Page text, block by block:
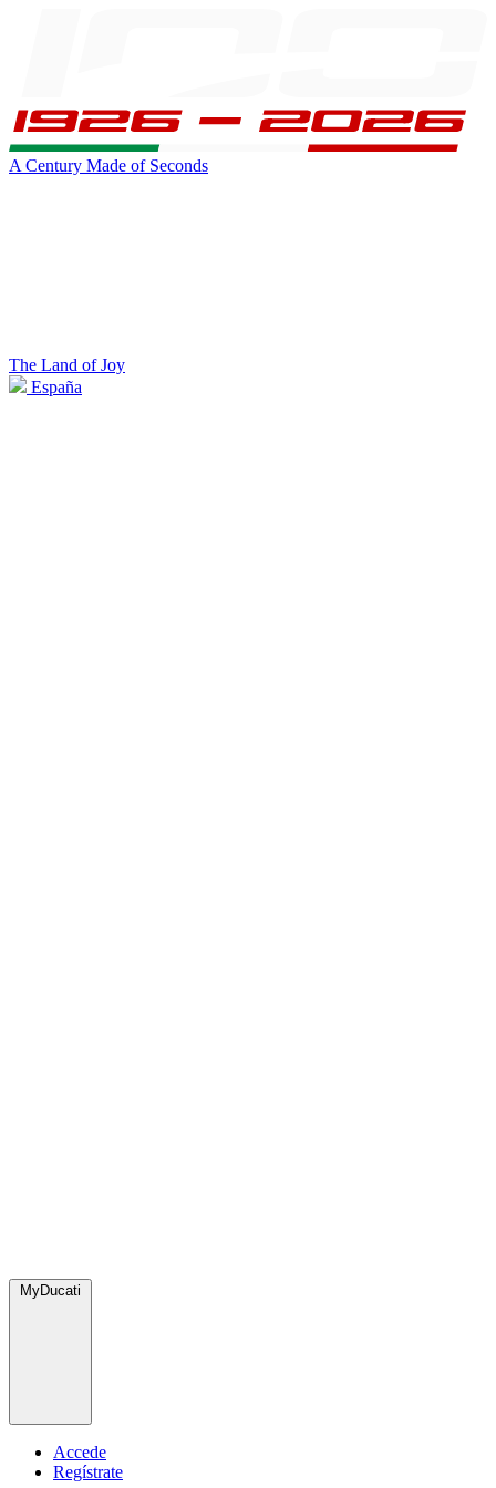
A Century Made of Seconds
The Land of Joy
España
MyDucati
Accede
Regístrate